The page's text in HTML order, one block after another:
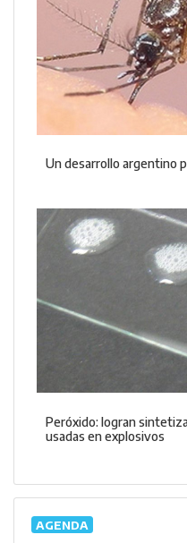
Un desarrollo argentino
Peróxido: logran
usadas en explosivos
AGENDA